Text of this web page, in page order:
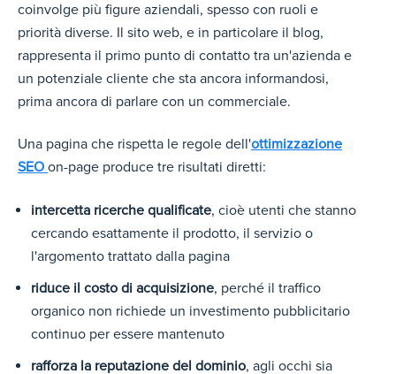
coinvolge più figure aziendali, spesso con ruoli e
priorità diverse. Il sito web, e in particolare il blog,
rappresenta il primo punto di contatto tra un'azienda e
un potenziale cliente che sta ancora informandosi,
prima ancora di parlare con un commerciale.
Una pagina che rispetta le regole dell'ottimizzazione
SEO on-page produce tre risultati diretti:
intercetta ricerche qualificate, cioè utenti che stanno
cercando esattamente il prodotto, il servizio o
l'argomento trattato dalla pagina
riduce il costo di acquisizione, perché il traffico
organico non richiede un investimento pubblicitario
continuo per essere mantenuto
rafforza la reputazione del dominio, agli occhi sia